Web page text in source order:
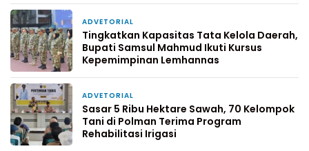
ADVETORIAL
Tingkatkan Kapasitas Tata Kelola Daerah,
Bupati Samsul Mahmud Ikuti Kursus
Kepemimpinan Lemhannas
ADVETORIAL
Sasar 5 Ribu Hektare Sawah, 70 Kelompok
Tani di Polman Terima Program
Rehabilitasi Irigasi